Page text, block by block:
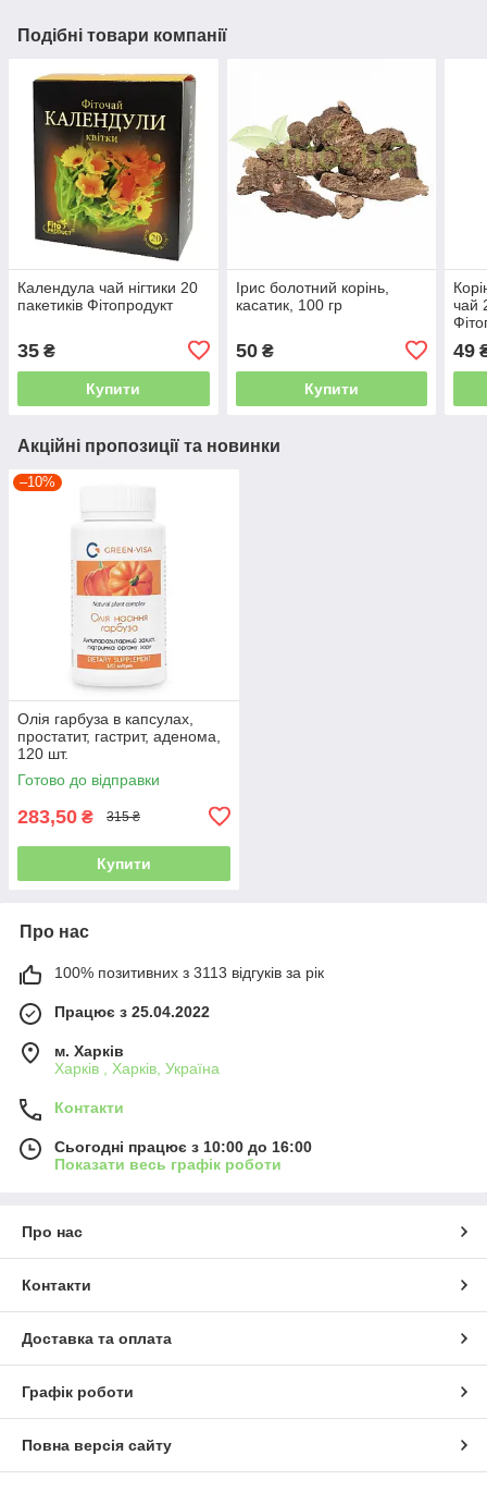
Подібні товари компанії
Календула чай нігтики 20
пакетиків Фітопродукт
35 ₴
Купити
Ірис болотний корінь,
касатик, 100 гр
50₴
Купити
чай
49
Акційні пропозиції та новинки
–10%
Олія гарбуза в капсулах,
простатит, гастрит, аденома,
120 шт.
Готово до відправки
283,50 ₴ 315 ₴
Купити
Про нас
100% позитивних з 3113 відгуків за рік
Працює з 25.04.2022
м. Харків
Харків , Харків, Україна
Контакти
Сьогодні працює з 10:00 до 16:00
Показати весь графік роботи
Про нас
Контакти
Доставка та оплата
Графік роботи
Повна версія сайту